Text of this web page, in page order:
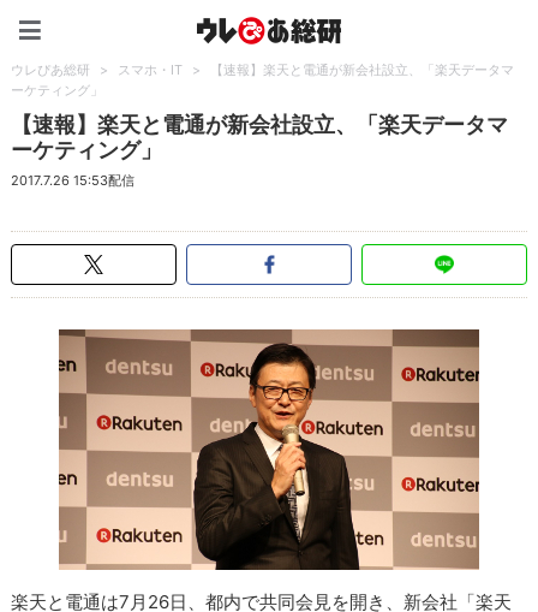
ウレぴあ総研 > スマホ・IT >
【速報】楽天と電通が新会社設立、「楽天データマ
ーケティング」
【速報】楽天と電通が新会社設立、「楽天データマ
ーケティング」
2017.7.26 15:53配信
楽天と電通は7月26日、都内で共同会見を開き、新会社「楽天